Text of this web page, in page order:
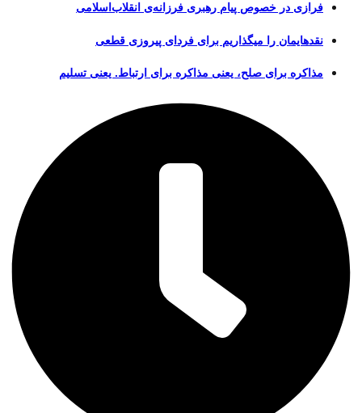
فرازی در خصوص پیام رهبری فرزانه‌ی انقلاب‌اسلامی
نقدهایمان را میگذاریم برای فردای پیروزی قطعی
مذاکره برای صلح، یعنی مذاکره برای ارتباط. یعنی تسلیم